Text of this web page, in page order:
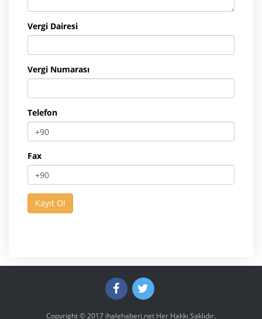
Vergi Dairesi
Vergi Numarası
Telefon
Fax
Copyright © 2017 ihalehaberi.net Her Hakkı Saklıdır.